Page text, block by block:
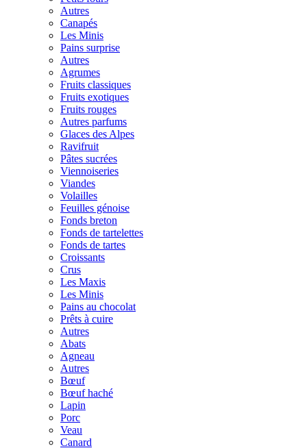
Autres
Canapés
Les Minis
Pains surprise
Autres
Agrumes
Fruits classiques
Fruits exotiques
Fruits rouges
Autres parfums
Glaces des Alpes
Ravifruit
Pâtes sucrées
Viennoiseries
Viandes
Volailles
Feuilles génoise
Fonds breton
Fonds de tartelettes
Fonds de tartes
Croissants
Crus
Les Maxis
Les Minis
Pains au chocolat
Prêts à cuire
Autres
Abats
Agneau
Autres
Bœuf
Bœuf haché
Lapin
Porc
Veau
Canard